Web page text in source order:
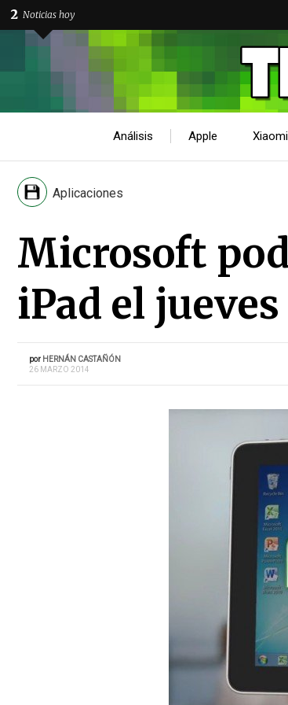
2 Noticias hoy
Análisis Apple Xiaomi
Aplicaciones
Microsoft
iPad el
por HERNÁN CASTAÑÓN
26 MARZO 2014